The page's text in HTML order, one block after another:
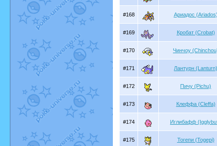
#168 Ариадос
#169 Кробат (Crobat)
#170 Чинчоу
#171 Лантурн (Lanturn)
#172 Пичу (Pichu)
#173 Клеффа (Cleffa)
#174 Иглибафф
#175 Тогепи (Togepi)